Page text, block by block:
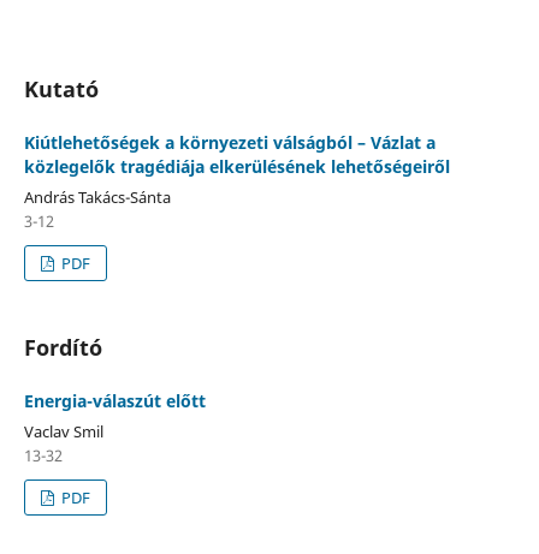
Kutató
Kiútlehetőségek a környezeti válságból – Vázlat a
közlegelők tragédiája elkerülésének lehetőségeiről
András Takács-Sánta
3-12
PDF
Fordító
Energia-válaszút előtt
Vaclav Smil
13-32
PDF